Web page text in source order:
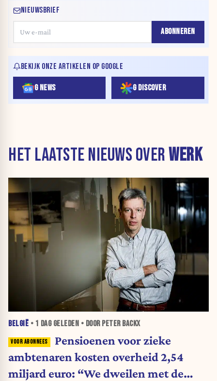
NIEUWSBRIEF
ABONNEREN
BEKIJK ONZE ARTIKELEN OP GOOGLE
G NEWS G DISCOVER
HET LAATSTE NIEUWS OVERWERK
BELGIË • 1 DAGGELEDEN • DOOR PETER BACKX
Pensioenen voor zieke
ambtenaren kosten overheid 2,54
miljard euro: “We dweilen met de